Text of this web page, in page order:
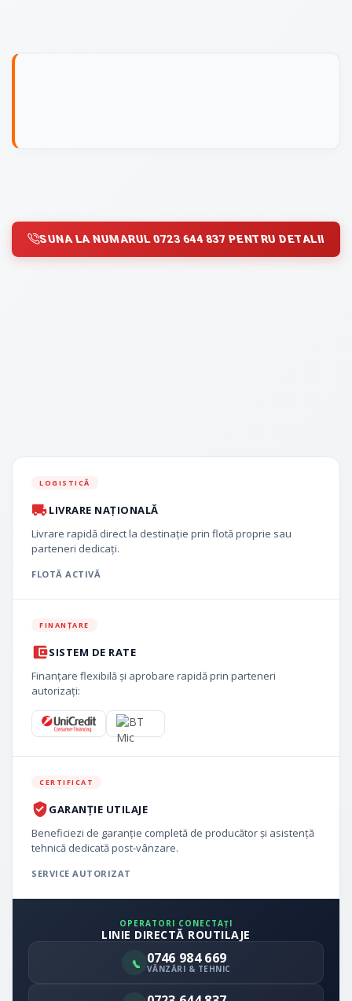
SUNA LA NUMARUL 0723 644 837 PENTRU DETALII
LOGISTICĂ
LIVRARE NAȚIONALĂ
Livrare rapidă direct la destinație prin flotă proprie sau
parteneri dedicați.
FLOTĂ ACTIVĂ
FINANȚARE
SISTEM DE RATE
Finanțare flexibilă și aprobare rapidă prin parteneri
autorizați:
CERTIFICAT
GARANȚIE UTILAJE
Beneficiezi de garanție completă de producător și asistență
tehnică dedicată post-vânzare.
SERVICE AUTORIZAT
OPERATORI CONECTAȚI
LINIE DIRECTĂ ROUTILAJE
0746 984 669
VÂNZĂRI & TEHNIC